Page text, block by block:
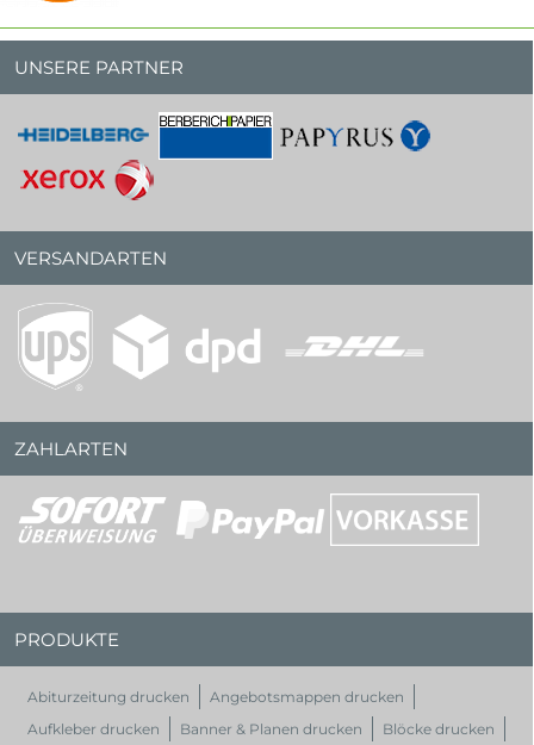
UNSERE PARTNER
VERSANDARTEN
ZAHLARTEN
PRODUKTE
Abiturzeitung drucken
Angebotsmappen drucken
Aufkleber drucken
Banner & Planen drucken
Blöcke drucken